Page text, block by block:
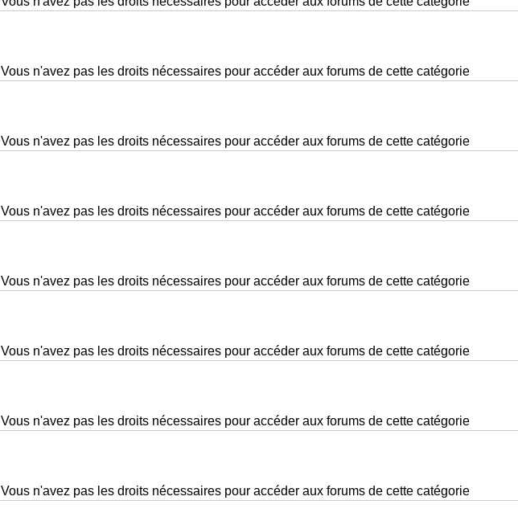
Vous n'avez pas les droits nécessaires pour accéder aux forums de cette catégorie
Vous n'avez pas les droits nécessaires pour accéder aux forums de cette catégorie
Vous n'avez pas les droits nécessaires pour accéder aux forums de cette catégorie
Vous n'avez pas les droits nécessaires pour accéder aux forums de cette catégorie
Vous n'avez pas les droits nécessaires pour accéder aux forums de cette catégorie
Vous n'avez pas les droits nécessaires pour accéder aux forums de cette catégorie
Vous n'avez pas les droits nécessaires pour accéder aux forums de cette catégorie